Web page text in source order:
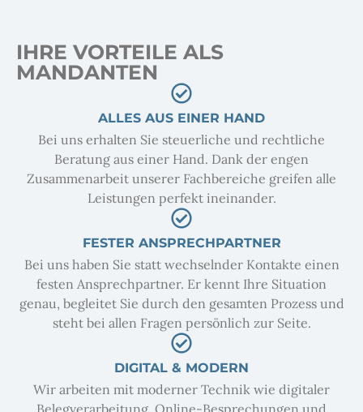
IHRE VORTEILE ALS
MANDANTEN
ALLES AUS EINER HAND
Bei uns erhalten Sie steuerliche und rechtliche
Beratung aus einer Hand. Dank der engen
Zusammenarbeit unserer Fachbereiche greifen alle
Leistungen perfekt ineinander.
FESTER ANSPRECHPARTNER
Bei uns haben Sie statt wechselnder Kontakte einen
festen Ansprechpartner. Er kennt Ihre Situation
genau, begleitet Sie durch den gesamten Prozess und
steht bei allen Fragen persönlich zur Seite.
DIGITAL & MODERN
Wir arbeiten mit moderner Technik wie digitaler
Belegverarbeitung, Online-Besprechungen und